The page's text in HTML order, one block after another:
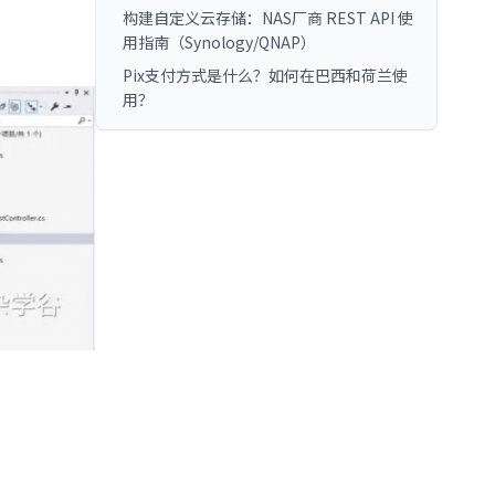
构建自定义云存储：NAS厂商 REST API 使
用指南（Synology/QNAP）
Pix支付方式是什么？如何在巴西和荷兰使
用？